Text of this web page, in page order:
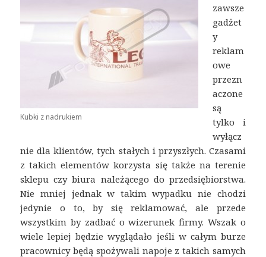
Kubki z nadrukiem
zawsze
gadżet
y
reklam
owe
przezn
aczone
są
tylko i
wyłącz
nie dla klientów, tych stałych i przyszłych. Czasami
z takich elementów korzysta się także na terenie
sklepu czy biura należącego do przedsiębiorstwa.
Nie mniej jednak w takim wypadku nie chodzi
jedynie o to, by się reklamować, ale przede
wszystkim by zadbać o wizerunek firmy. Wszak o
wiele lepiej będzie wyglądało jeśli w całym burze
pracownicy będą spożywali napoje z takich samych